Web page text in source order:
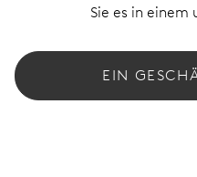
Sie es in einem
EIN